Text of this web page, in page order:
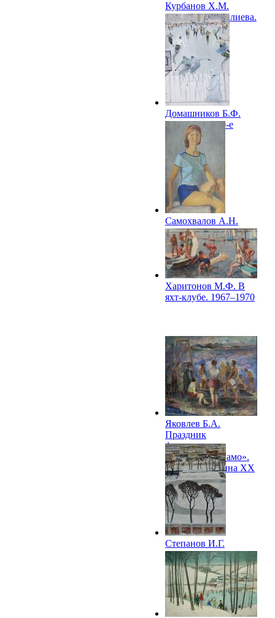
Курбанов Х.М.
Портрет Али Алиева.
1969
Домашников Б.Ф.
Стадион. 1970-е
Самохвалов А.Н.
Девушка с цветком
(не окончена). 1970
Харитонов М.Ф. В
яхт-клубе. 1967–1970
Яковлев Б.А.
Праздник
физкультуры.
Стадион «Динамо».
Вторая половина XX
века
Степанов И.Г.
Зимний стадион
(Зима. Каток). 1970